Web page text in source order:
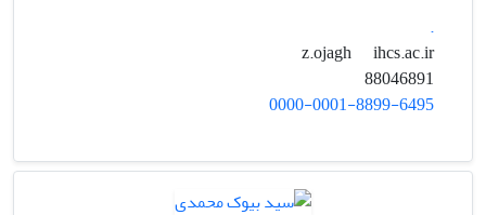
.
z.ojagh
ihcs.ac.ir
0000-0001-8899-6495